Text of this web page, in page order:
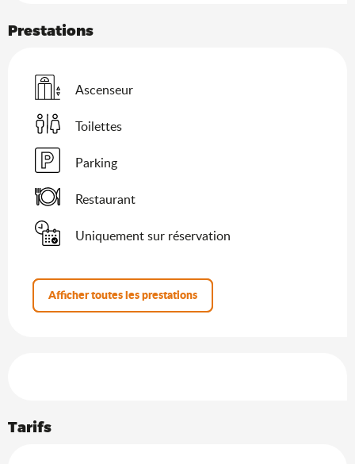
Prestations
Ascenseur
Toilettes
Parking
Restaurant
Uniquement sur réservation
Afficher toutes les prestations
Tarifs